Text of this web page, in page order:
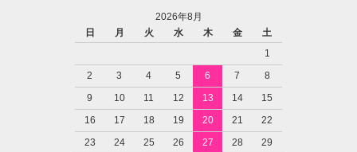
2026年8月
日
月 火 水 木 金
土
1
2
3 4 5 6 7
8
9
10 11 12 13 14
15
16
17 18 19 20 21
22
23
24 25 26 27 28
29